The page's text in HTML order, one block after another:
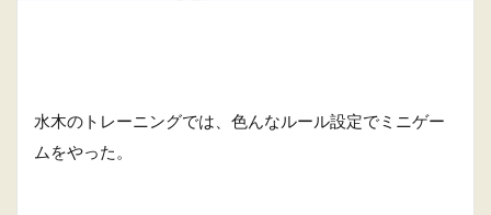
水木のトレーニングでは、色んなルール設定でミニゲー
ムをやった。